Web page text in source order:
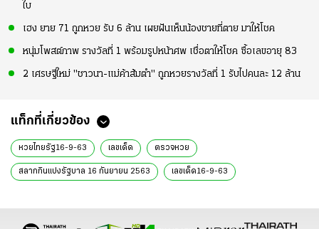
ใบ
เฮง ยาย 71 ถูกหวย รับ 6 ล้าน เผยฝันเห็นน้องชายที่ตาย มาให้โชค
หนุ่มโพสต์ภาพ รางวัลที่ 1 พร้อมรูปหน้าศพ เชื่อตาให้โชค ซื้อเลขอายุ 83
2 เศรษฐีใหม่ "ชาวนา-แม่ค้าส้มตำ" ถูกหวยรางวัลที่ 1 รับไปคนละ 12 ล้าน
แท็กที่เกี่ยวข้อง
หวยไทยรัฐ16-9-63 เลขเด็ด ตรวจหวย
สลากกินแบ่งรัฐบาล 16 กันยายน 2563 เลขเด็ด16-9-63